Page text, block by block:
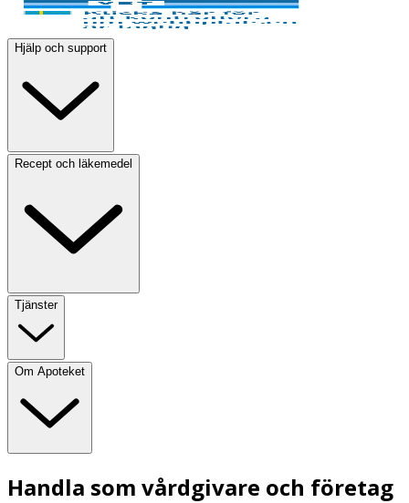
Hjälp och support
Recept och läkemedel
Tjänster
Om Apoteket
Handla som vårdgivare och företag